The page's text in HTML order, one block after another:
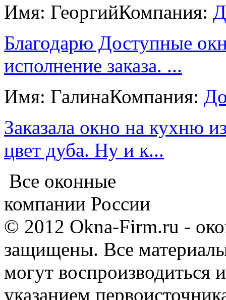
Имя: ГеоргийКомпания:
Благодарю Доступные
исполнение заказа. ...
Имя: ГалинаКомпания:
Заказала окно на кухню
цвет дуба. Ну и к...
Все оконные
компании России
© 2012 Okna-Firm.ru -
защищены. Все
могут воспроизводиться
указанием